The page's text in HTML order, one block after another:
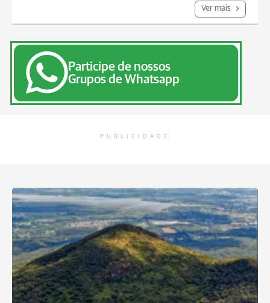
Ver mais
Participe de nossos
Grupos de Whatsapp
PUBLICIDADE